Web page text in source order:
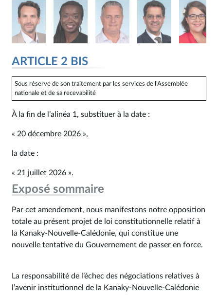
ARTICLE 2 BIS
Sous réserve de son traitement par les services de l'Assemblée
nationale et de sa recevabilité
À la fin de l’alinéa 1, substituer à la date :
« 20 décembre 2026 »,
la date :
« 21 juillet 2026 ».
Exposé sommaire
Par cet amendement, nous manifestons notre opposition
totale au présent projet de loi constitutionnelle relatif à
la Kanaky-Nouvelle-Calédonie, qui constitue une
nouvelle tentative du Gouvernement de passer en force.
La responsabilité de l’échec des négociations relatives à
l’avenir institutionnel de la Kanaky-Nouvelle-Calédonie